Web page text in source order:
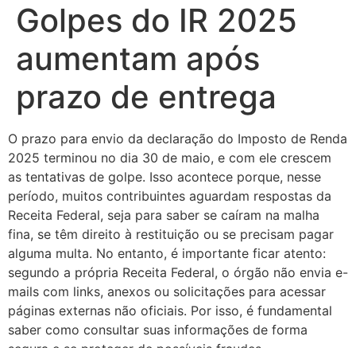
Golpes do IR 2025
aumentam após
prazo de entrega
O prazo para envio da declaração do Imposto de Renda
2025 terminou no dia 30 de maio, e com ele crescem
as tentativas de golpe. Isso acontece porque, nesse
período, muitos contribuintes aguardam respostas da
Receita Federal, seja para saber se caíram na malha
fina, se têm direito à restituição ou se precisam pagar
alguma multa. No entanto, é importante ficar atento:
segundo a própria Receita Federal, o órgão não envia e-
mails com links, anexos ou solicitações para acessar
páginas externas não oficiais. Por isso, é fundamental
saber como consultar suas informações de forma